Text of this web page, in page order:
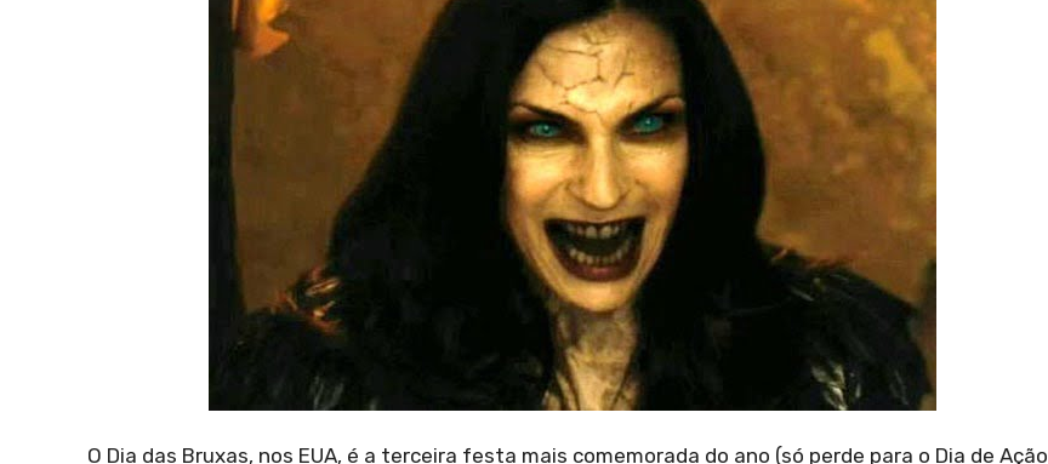
O Dia das Bruxas, nos EUA, é a terceira festa mais comemorada do ano (só perde para o Dia de Ação